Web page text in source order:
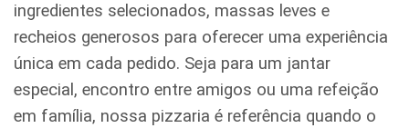
ingredientes selecionados, massas leves e
recheios generosos para oferecer uma experiência
única em cada pedido. Seja para um jantar
especial, encontro entre amigos ou uma refeição
em família, nossa pizzaria é referência quando o